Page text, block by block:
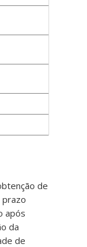
de
prazo
após
da
de